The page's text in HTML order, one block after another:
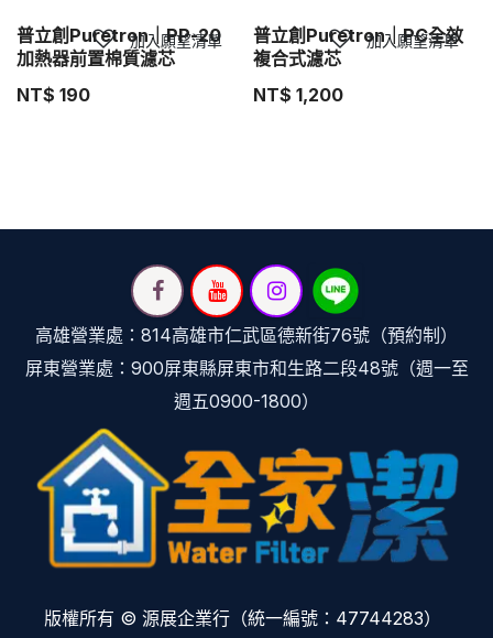
普立創Puretron｜PP-20
加熱器前置棉質濾芯
NT$ 190
加入願望清單
普立創Puretron｜PC全效
複合式濾芯
NT$ 1,200
加入願望清單
高雄營業處：814高雄市仁武區德新街76號（預約制）
屏東營業處：900屏東縣屏東市和生路二段48號（週一至
週五0900-1800）
版權所有 © 源展企業行（統一編號：47744283）